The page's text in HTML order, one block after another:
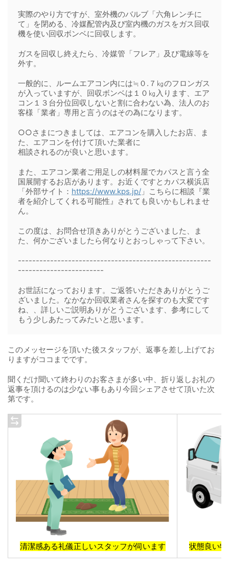
実際のやり方ですが、室外機のバルブ「六角レンチに
て」を閉める、冷媒配管内及び室内機のガスをガス回収
機を使い回収ボンベに回収します。
ガスを回収し終えたら、冷媒管「フレア」及び電線等を
外す。
一般的に、ルームエアコン内には≒０.７㎏のフロンガス
が入っていますが、回収ボンベは１０㎏入ります、エア
コン１３台分位回収しないと割に合わない為、法人のお
客様「業者」専用と言うのはその為になります。
○○さまにつきましては、エアコンを購入したお店、ま
た、エアコンを付けて頂いた業者に
相談されるのが良いと思います。
また、エアコン業者ご用足しの材料屋でカパスと言う全
国展開するお店があります。お近くですとカパス横浜店
「外部サイト： https://www.kps.jp/ 」こちらに相談『業
者を紹介してくれる可能性』されても良いかもしれませ
ん。
この度は、お問合せ頂きありがとうございました、ま
た、何かございましたら何なりとおっしゃって下さい。
------------------------------------------------------
------------------------
お世話になっております。ご返答いただきありがとうご
ざいました。なかなか回収業者さんを探すのも大変です
ね、、詳しいご説明ありがとうございます、参考にして
もう少しあたってみたいと思います。
このメッセージを頂いた後スタッフが、返事を差し上げてお
りますがココまでです。
聞くだけ聞いて終わりのお客さまが多い中、折り返しお礼の
返事を頂けるのは少ない事もあり今回シェアさせて頂いた次
第です。
清潔感ある礼儀正しいスタッフが伺います 状態良い物